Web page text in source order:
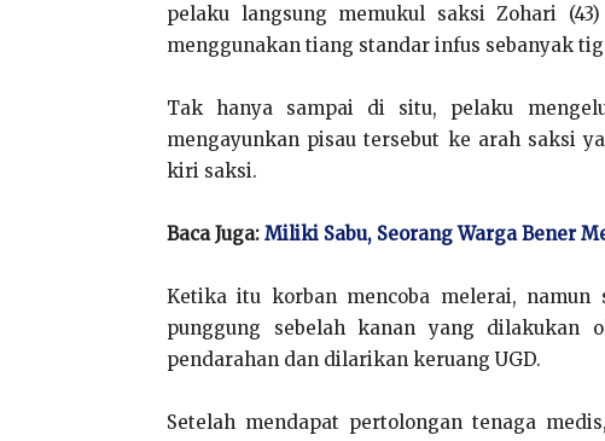
pelaku langsung memukul saksi Zohari
menggunakan tiang standar infus sebanyak
Tak hanya sampai di situ, pelaku
mengayunkan pisau tersebut ke arah saksi
kiri saksi.
Baca Juga: Miliki Sabu, Seorang Warga Bener
Ketika itu korban mencoba melerai,
punggung sebelah kanan yang dilakukan
pendarahan dan dilarikan keruang UGD.
Setelah mendapat pertolongan tenaga